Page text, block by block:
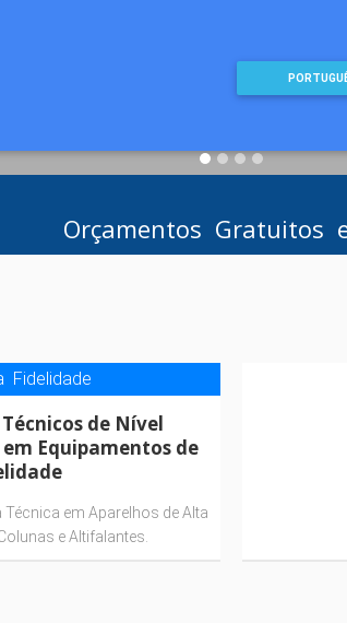
Orçamentos Gratuitos
Fidelidade
de Nível
Equipamentos de
em Aparelhos de Alta
e Altifalantes.